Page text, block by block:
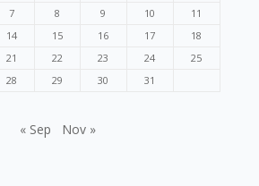
7 8 9 10
11
14 15 16 17
18
21 22 23 24
25
28 29 30 31
« Sep Nov »